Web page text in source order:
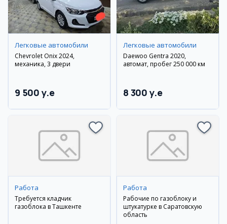
Легковые автомобили
Chevrolet Onix 2024,
механика, 3 двери
9 500 y.e
Легковые автомобили
Daewoo Gentra 2020,
автомат, пробег 250 000 км
8 300 y.e
Работа
Требуется кладчик
газоблока в Ташкенте
Работа
Рабочие по газоблоку и
штукатурке в Саратовскую
область